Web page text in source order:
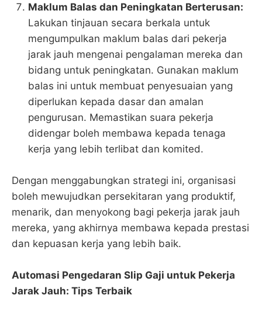
Maklum Balas dan Peningkatan Berterusan:
Lakukan tinjauan secara berkala untuk
mengumpulkan maklum balas dari pekerja
jarak jauh mengenai pengalaman mereka dan
bidang untuk peningkatan. Gunakan maklum
balas ini untuk membuat penyesuaian yang
diperlukan kepada dasar dan amalan
pengurusan. Memastikan suara pekerja
didengar boleh membawa kepada tenaga
kerja yang lebih terlibat dan komited.
Dengan menggabungkan strategi ini, organisasi
boleh mewujudkan persekitaran yang produktif,
menarik, dan menyokong bagi pekerja jarak jauh
mereka, yang akhirnya membawa kepada prestasi
dan kepuasan kerja yang lebih baik.
Automasi Pengedaran Slip Gaji untuk Pekerja
Jarak Jauh: Tips Terbaik